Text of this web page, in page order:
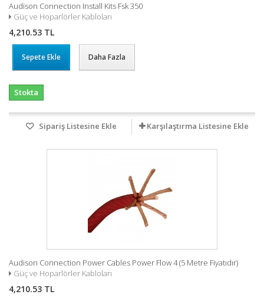
Audison Connection Install Kits Fsk 350
Güç ve Hoparlörler Kabloları
4,210.53 TL
Sepete Ekle Daha Fazla
Stokta
Sipariş Listesine Ekle Karşılaştırma Listesine Ekle
Audison Connection Power Cables Power Flow 4 (5 Metre Fiyatıdır)
Güç ve Hoparlörler Kabloları
4,210.53 TL